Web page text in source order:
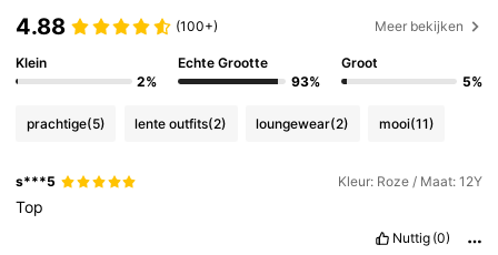
4.88 (100+) Meer bekijken
Klein
2%
Echte Grootte
93%
Groot
5%
prachtige(5) lente outfits(2) loungewear(2) mooi(11)
s***5 Kleur: Roze / Maat: 12Y
Top
Nuttig (0)